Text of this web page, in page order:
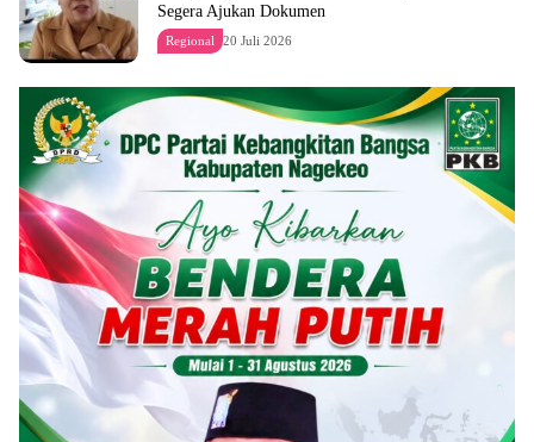
Segera Ajukan Dokumen
Regional 20 Juli 2026